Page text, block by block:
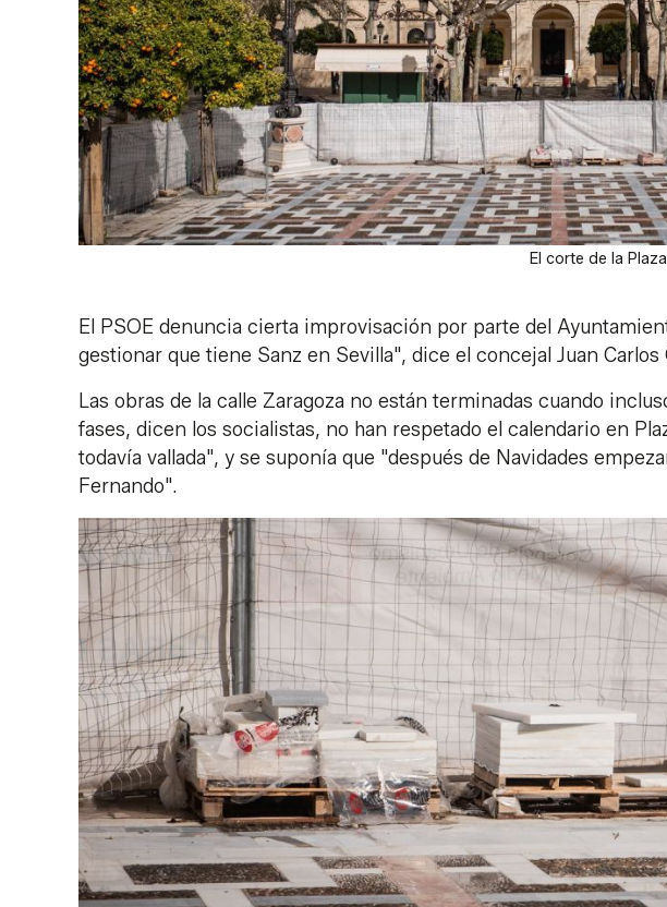
El corte de la
El PSOE denuncia cierta improvisación por parte del
gestionar que tiene Sanz en Sevilla", dice el concejal Juan Carlos
Las obras de la calle Zaragoza no están terminadas cuando
fases, dicen los socialistas, no han respetado el calendario en
todavía vallada", y se suponía que "después de Navidades
Fernando".